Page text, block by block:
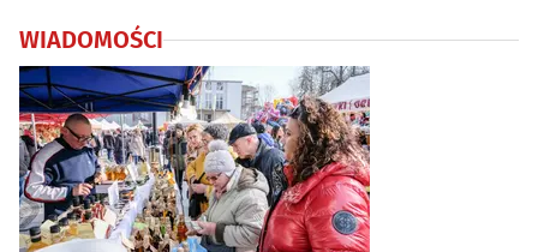
WIADOMOŚCI